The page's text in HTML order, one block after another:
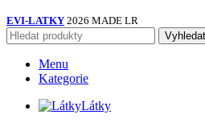
EVI-LATKY 2026 MADE LR
Vyhledat
Menu
Kategorie
Látky